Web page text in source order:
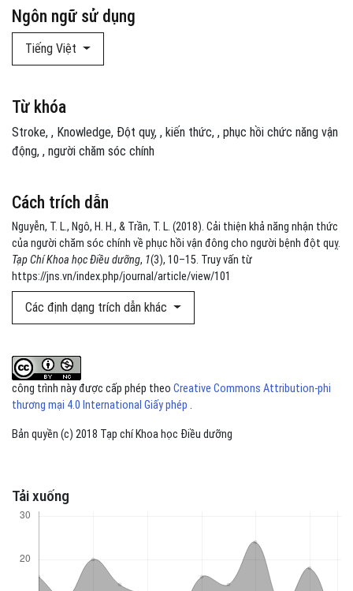
Ngôn ngữ sử dụng
Tiếng Việt
Cách trích dẫn
Nguyễn, T. L., Ngô, H. H., & Trần, T. L. (2018). Cải thiện khả năng nhận thức
của người chăm sóc chính về phục hồi vận đông cho người bệnh đột quỵ.
Tạp Chí Khoa học Điều dưỡng, 1(3), 10–15. Truy vấn từ
https://jns.vn/index.php/journal/article/view/101
Các định dạng trích dẫn khác
Tải xuống
Từ khóa
Stroke , Knowledge Đột quỵ , kiến thức , phục hồi chức năng vận
động , người chăm sóc chính
công trình này được cấp phép theo Creative Commons Attribution-phi
thương mại 4.0 International Giấy phép .
Bản quyền (c) 2018 Tạp chí Khoa học Điều dưỡng